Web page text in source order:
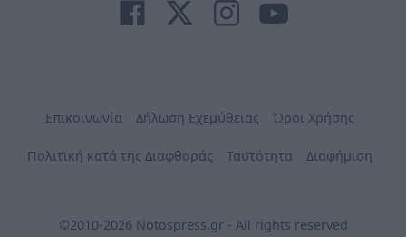
Επικοινωνία Δήλωση Εχεμύθειας Όροι Χρήσης
Πολιτική κατά της Διαφθοράς Ταυτότητα Διαφήμιση
©2010-2026 Notospress.gr - All rights reserved